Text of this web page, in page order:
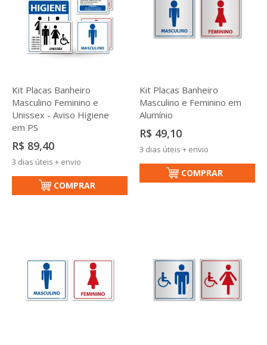
Kit Placas Banheiro
Masculino Feminino e
Unissex - Aviso Higiene
em PS
R$ 89,40
3 dias úteis + envio
COMPRAR
Kit Placas Banheiro
Masculino e Feminino em
Alumínio
R$ 49,10
3 dias úteis + envio
COMPRAR